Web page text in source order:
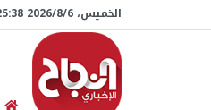
الخميس، 6/‏8/‏2026 10:25:39 صباحاً